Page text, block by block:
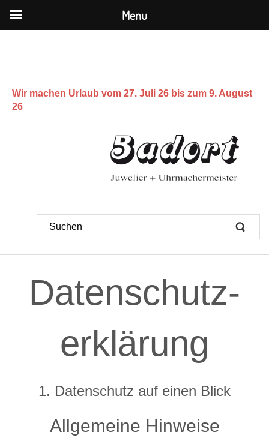
Wir machen Urlaub vom 27. Juli 26 bis zum 9. August
26
Datenschutz­
erklärung
1. Datenschutz auf einen Blick
Allgemeine Hinweise
Menu